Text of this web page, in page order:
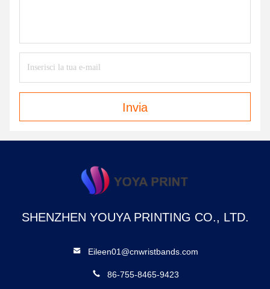
Invia
SHENZHEN YOUYA PRINTING CO., LTD.
Eileen01@cnwristbands.com
86-755-8465-9423